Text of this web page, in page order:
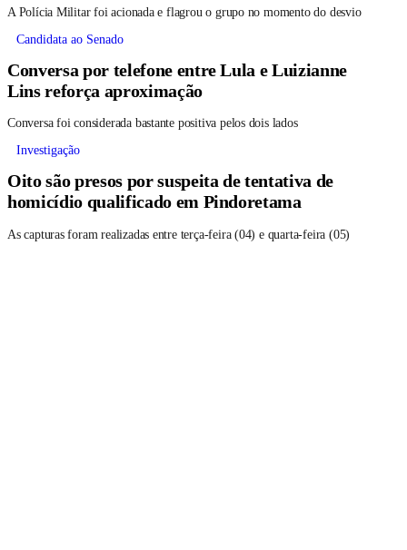
A Polícia Militar foi acionada e flagrou o grupo no momento do desvio
Candidata ao Senado
Conversa por telefone entre Lula e Luizianne
Lins reforça aproximação
Conversa foi considerada bastante positiva pelos dois lados
Investigação
Oito são presos por suspeita de tentativa de
homicídio qualificado em Pindoretama
As capturas foram realizadas entre terça-feira (04) e quarta-feira (05)